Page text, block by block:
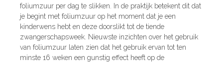
foliumzuur per dag te slikken. In de praktijk betekent dit dat
je begint met foliumzuur op het moment dat je een
kinderwens hebt en deze doorslikt tot de tiende
zwangerschapsweek. Nieuwste inzichten over het gebruik
van foliumzuur laten zien dat het gebruik ervan tot ten
minste 16 weken een gunstig effect heeft op de